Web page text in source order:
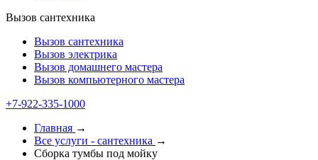
Вызов сантехника
Вызов сантехника
Вызов электрика
Вызов домашнего мастера
Вызов компьютерного мастера
+7-922-335-1000
Главная →
Все услуги - cантехника →
Сборка тумбы под мойку